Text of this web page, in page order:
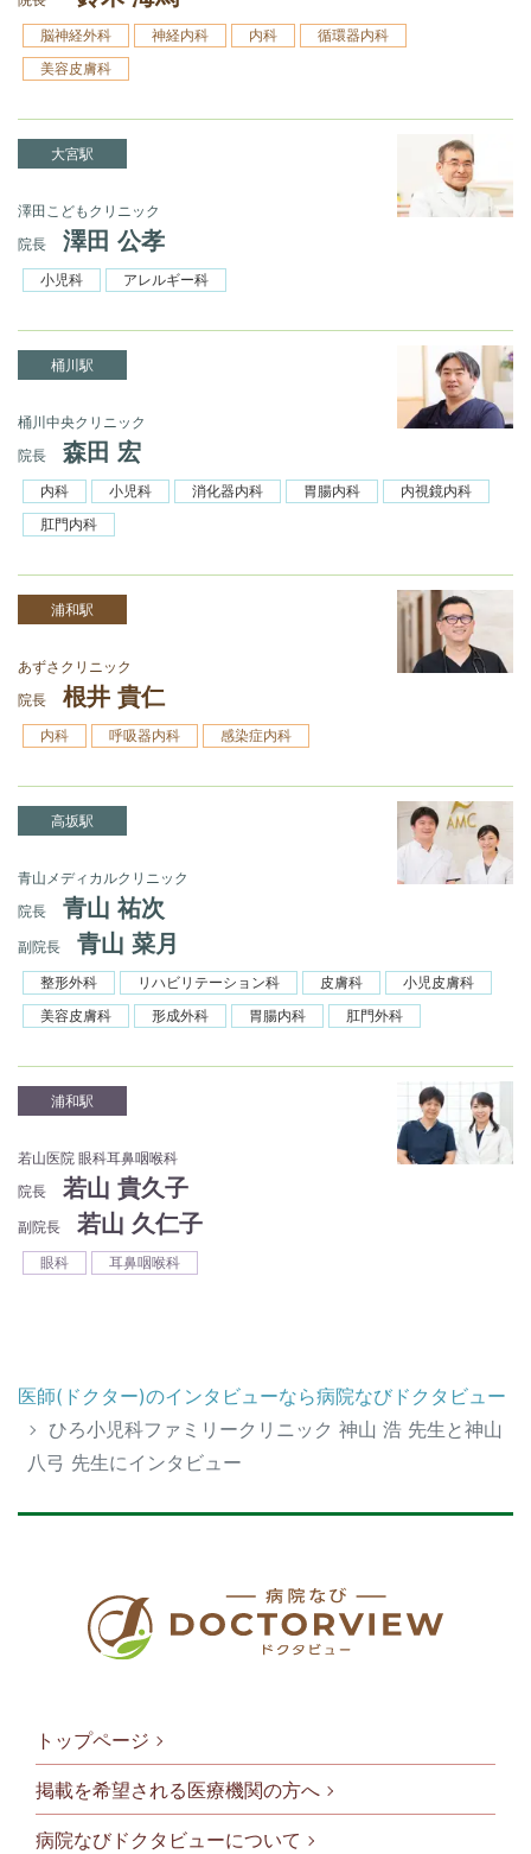
脳神経外科 神経内科 内科
循環器内科
美容皮膚科
大宮駅
澤田こどもクリニック
院長
澤田 公孝
小児科 アレルギー科
桶川駅
桶川中央クリニック
院長
森田 宏
内科 小児科 消化器内科 胃腸内科
内視鏡内科
肛門内科
浦和駅
あずさクリニック
院長
根井 貴仁
内科 呼吸器内科 感染症内科
高坂駅
青山メディカルクリニック
院長
青山 祐次
副院長 青山 菜月
整形外科 リハビリテーション科 皮膚科
小児皮膚科
美容皮膚科
形成外科 胃腸内科 肛門外科
浦和駅
若山医院 眼科耳鼻咽喉科
院長
若山 貴久子
副院長 若山 久仁子
眼科 耳鼻咽喉科
医師(ドクター)のインタビューなら病院なびドクタビュー
ひろ小児科ファミリークリニック 神山 浩 先生と神山
八弓 先生にインタビュー
トップページ
掲載を希望される医療機関の方へ
病院なびドクタビューについて